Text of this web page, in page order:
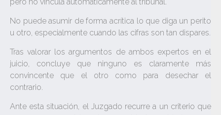
No puede asumir de forma acrítica lo que diga un perito
u otro, especialmente cuando las cifras son tan dispares.
Tras valorar los argumentos de ambos expertos en el
juicio, concluye que ninguno es claramente más
convincente que el otro como para desechar el
contrario.
Ante esta situación, el Juzgado recurre a un criterio que